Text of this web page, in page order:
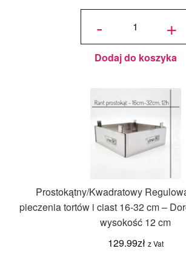
-
ilość Rant
małych
tortów z
podziałką
-
Dorosiowe
średnica
14-20 cm,
wysokość
+
Dodaj do koszyka
Prostokątny/Kwadratowy
pieczenia tortów i ciast 16-32 cm –
wysokość 12 cm
129.99zł z Vat